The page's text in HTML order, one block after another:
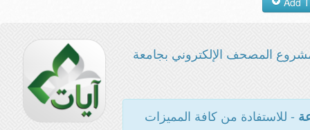
المصحف الإلكتروني بجامعة
- للاستفادة من كافة المميزات